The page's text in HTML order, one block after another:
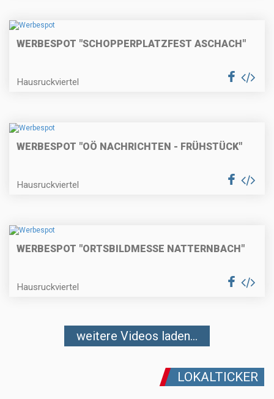
WERBESPOT "SCHOPPERPLATZFEST ASCHACH"
Hausruckviertel
WERBESPOT "OÖ NACHRICHTEN - FRÜHSTÜCK"
Hausruckviertel
WERBESPOT "ORTSBILDMESSE NATTERNBACH"
Hausruckviertel
weitere Videos laden...
LOKALTICKER